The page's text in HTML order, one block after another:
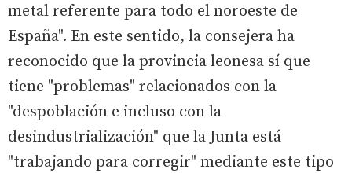
metal referente para todo el noroeste de
España". En este sentido, la consejera ha
reconocido que la provincia leonesa sí que
tiene "problemas" relacionados con la
"despoblación e incluso con la
desindustrialización" que la Junta está
"trabajando para corregir" mediante este tipo